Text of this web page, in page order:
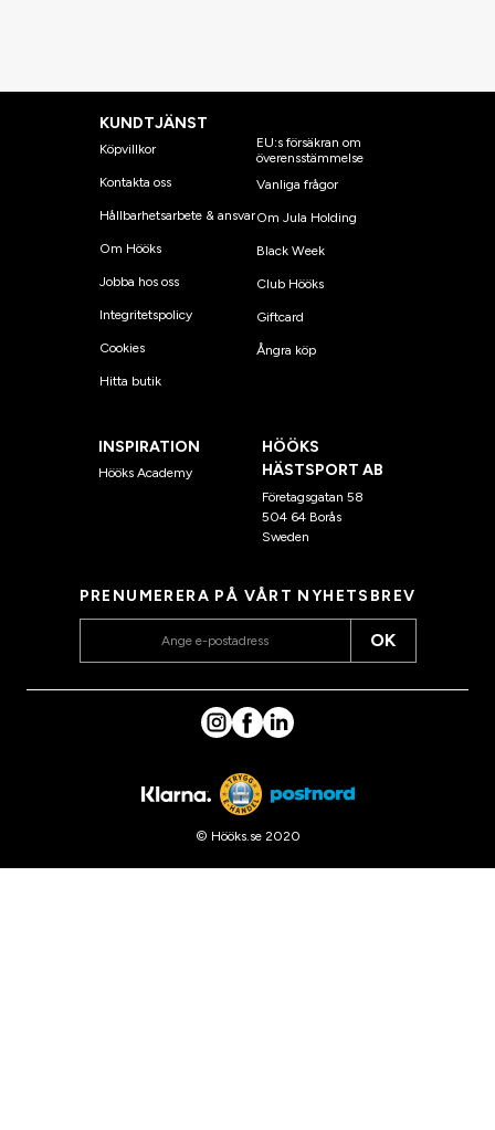
KUNDTJÄNST
Köpvillkor
Kontakta oss
Hållbarhetsarbete & ansvar
Om Hööks
Jobba hos oss
Integritetspolicy
Cookies
Hitta butik
EU:s försäkran om
överensstämmelse
Vanliga frågor
Om Jula Holding
Black Week
Club Hööks
Giftcard
Ångra köp
INSPIRATION
Hööks Academy
HÖÖKS
HÄSTSPORT AB
Företagsgatan 58
504 64 Borås
Sweden
PRENUMERERA PÅ VÅRT NYHETSBREV
OK
© Hööks.se 2020